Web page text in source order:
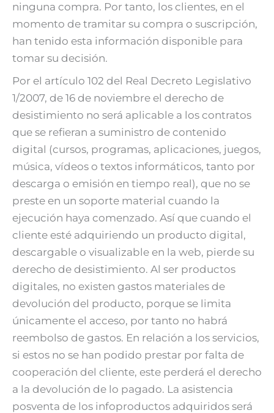
ninguna compra. Por tanto, los clientes, en el
momento de tramitar su compra o suscripción,
han tenido esta información disponible para
tomar su decisión.
Por el artículo 102 del Real Decreto Legislativo
1/2007, de 16 de noviembre el derecho de
desistimiento no será aplicable a los contratos
que se refieran a suministro de contenido
digital (cursos, programas, aplicaciones, juegos,
música, vídeos o textos informáticos, tanto por
descarga o emisión en tiempo real), que no se
preste en un soporte material cuando la
ejecución haya comenzado. Así que cuando el
cliente esté adquiriendo un producto digital,
descargable o visualizable en la web, pierde su
derecho de desistimiento. Al ser productos
digitales, no existen gastos materiales de
devolución del producto, porque se limita
únicamente el acceso, por tanto no habrá
reembolso de gastos. En relación a los servicios,
si estos no se han podido prestar por falta de
cooperación del cliente, este perderá el derecho
a la devolución de lo pagado. La asistencia
posventa de los infoproductos adquiridos será